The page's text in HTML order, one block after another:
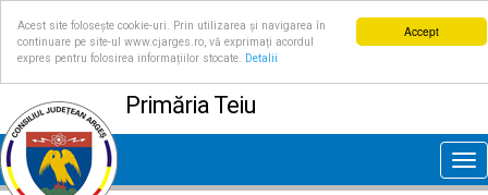
Accept
Acest site folosește cookie-uri. Prin utilizarea și navigarea în
continuare pe site-ul www.cjarges.ro, vă exprimați acordul
expres pentru folosirea informațiilor stocate.
Detalii
Primăria Teiu